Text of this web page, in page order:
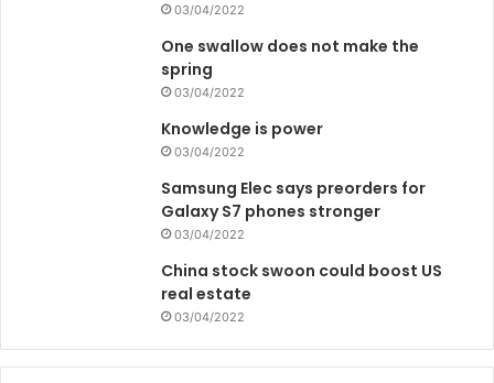
03/04/2022
One swallow does not make the
spring
03/04/2022
Knowledge is power
03/04/2022
Samsung Elec says preorders for
Galaxy S7 phones stronger
03/04/2022
China stock swoon could boost US
real estate
03/04/2022